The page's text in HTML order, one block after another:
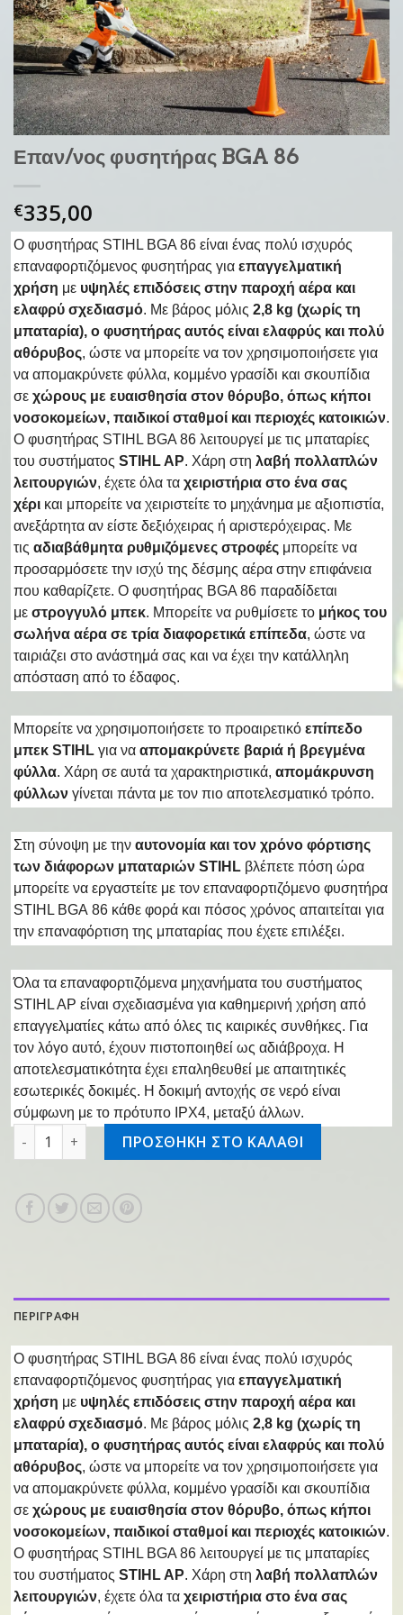
Επαν/νος φυσητήρας BGA 86
€335,00
O φυσητήρας STIHL BGA 86 είναι ένας πολύ ισχυρός
επαναφορτιζόμενος φυσητήρας για επαγγελματική
χρήση με υψηλές επιδόσεις στην παροχή αέρα και
ελαφρύ σχεδιασμό. Με βάρος μόλις 2,8 kg (χωρίς τη
μπαταρία), ο φυσητήρας αυτός είναι ελαφρύς και πολύ
αθόρυβος, ώστε να μπορείτε να τον χρησιμοποιήσετε για
να απομακρύνετε φύλλα, κομμένο γρασίδι και σκουπίδια
σε χώρους με ευαισθησία στον θόρυβο, όπως κήποι
νοσοκομείων, παιδικοί σταθμοί και περιοχές κατοικιών.
Ο φυσητήρας STIHL BGA 86 λειτουργεί με τις μπαταρίες
του συστήματος STIHL AP. Χάρη στη λαβή πολλαπλών
λειτουργιών, έχετε όλα τα χειριστήρια στο ένα σας
χέρι και μπορείτε να χειριστείτε το μηχάνημα με αξιοπιστία,
ανεξάρτητα αν είστε δεξιόχειρας ή αριστερόχειρας. Με
τις αδιαβάθμητα ρυθμιζόμενες στροφές μπορείτε να
προσαρμόσετε την ισχύ της δέσμης αέρα στην επιφάνεια
που καθαρίζετε. Ο φυσητήρας BGA 86 παραδίδεται
με στρογγυλό μπεκ. Μπορείτε να ρυθμίσετε το μήκος του
σωλήνα αέρα σε τρία διαφορετικά επίπεδα, ώστε να
ταιριάζει στο ανάστημά σας και να έχει την κατάλληλη
απόσταση από το έδαφος.
Μπορείτε να χρησιμοποιήσετε το προαιρετικό επίπεδο
μπεκ STIHL για να απομακρύνετε βαριά ή βρεγμένα
φύλλα. Χάρη σε αυτά τα χαρακτηριστικά, απομάκρυνση
φύλλων γίνεται πάντα με τον πιο αποτελεσματικό τρόπο.
Στη σύνοψη με την αυτονομία και τον χρόνο φόρτισης
των διάφορων μπαταριών STIHL βλέπετε πόση ώρα
μπορείτε να εργαστείτε με τον επαναφορτιζόμενο φυσητήρα
STIHL BGA 86 κάθε φορά και πόσος χρόνος απαιτείται για
την επαναφόρτιση της μπαταρίας που έχετε επιλέξει.
Όλα τα επαναφορτιζόμενα μηχανήματα του συστήματος
STIHL AP είναι σχεδιασμένα για καθημερινή χρήση από
επαγγελματίες κάτω από όλες τις καιρικές συνθήκες. Για
τον λόγο αυτό, έχουν πιστοποιηθεί ως αδιάβροχα. Η
αποτελεσματικότητα έχει επαληθευθεί με απαιτητικές
εσωτερικές δοκιμές. Η δοκιμή αντοχής σε νερό είναι
σύμφωνη με το πρότυπο IPX4, μεταξύ άλλων.
Επαν/νος φυσητήρας BGA 86 ποσότητα
ΠΡΟΣΘΗΚΗ ΣΤΟ ΚΑΛΑΘΙ
ΠΕΡΙΓΡΑΦΗ
O φυσητήρας STIHL BGA 86 είναι ένας πολύ ισχυρός
επαναφορτιζόμενος φυσητήρας για επαγγελματική
χρήση με υψηλές επιδόσεις στην παροχή αέρα και
ελαφρύ σχεδιασμό. Με βάρος μόλις 2,8 kg (χωρίς τη
μπαταρία), ο φυσητήρας αυτός είναι ελαφρύς και πολύ
αθόρυβος, ώστε να μπορείτε να τον χρησιμοποιήσετε για
να απομακρύνετε φύλλα, κομμένο γρασίδι και σκουπίδια
σε χώρους με ευαισθησία στον θόρυβο, όπως κήποι
νοσοκομείων, παιδικοί σταθμοί και περιοχές κατοικιών.
Ο φυσητήρας STIHL BGA 86 λειτουργεί με τις μπαταρίες
του συστήματος STIHL AP. Χάρη στη λαβή πολλαπλών
λειτουργιών, έχετε όλα τα χειριστήρια στο ένα σας